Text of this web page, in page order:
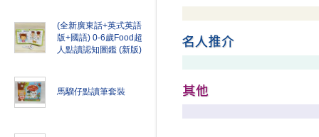
(全新廣東話+英式英語
版+國語) 0-6歲Food超
人點讀認知圖鑑 (新版)
馬騮仔點讀筆套裝